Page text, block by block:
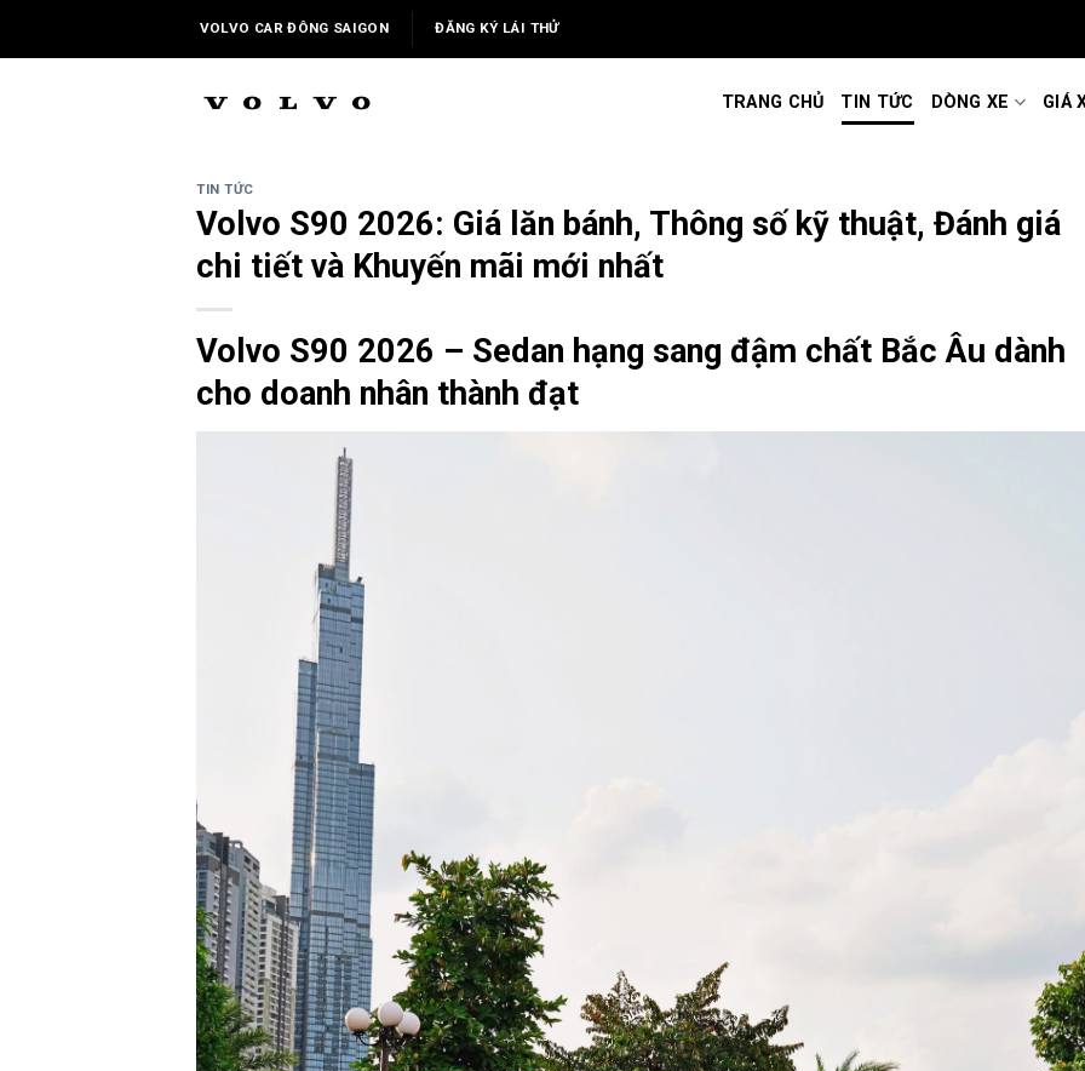
VOLVO CAR ĐÔNG SAIGON ĐĂNG KÝ LÁI THỬ
TRANG CHỦ TIN TỨC DÒNG XE GIÁ
TIN TỨC
Volvo S90 2026: Giá lăn bánh, Thông số kỹ thuật, Đánh giá
chi tiết và Khuyến mãi mới nhất
Volvo S90 2026 – Sedan hạng sang đậm chất Bắc Âu dành
cho doanh nhân thành đạt